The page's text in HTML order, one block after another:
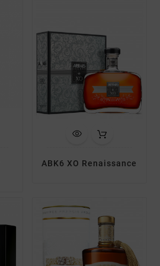
ABK6 XO Renaissance